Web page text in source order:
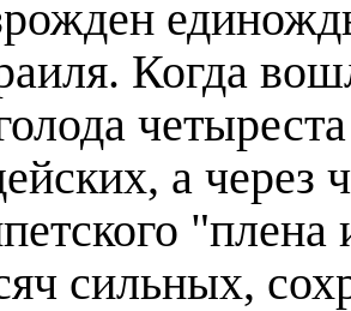
Когда
а через
сильных,